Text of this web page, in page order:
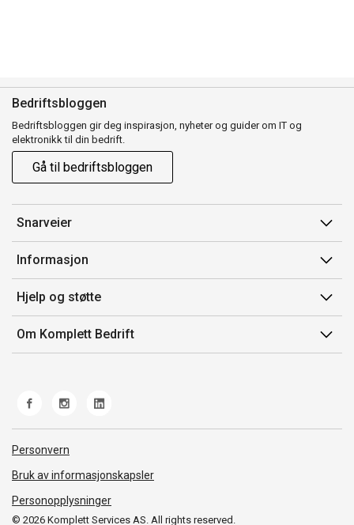
Bedriftsbloggen
Bedriftsbloggen gir deg inspirasjon, nyheter og guider om IT og
elektronikk til din bedrift.
Gå til bedriftsbloggen
Snarveier
Min side
Ordreoversikt
Mine produkter
Informasjon
Salgsbetingelser
Avtalevilkår for Komplett Bedrift Pluss
Produsenter
Hjelp og støtte
Kontakt oss
Retur
Ofte stilte spørsmål
Om Komplett Bedrift
© 2026 Komplett Services AS. All rights reserved.
Personvern
Bruk av informasjonskapsler
Personopplysninger